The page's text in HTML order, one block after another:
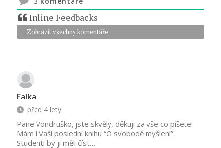
Inline Feedbacks
Zobrazit všechny komentáře
Falka
před 4 lety
Pane Vondruško, jste skvělý, děkuji za vše co píšete!
Mám i Vaši poslední knihu “O svobodě myšlení”.
Studenti by ji měli číst…